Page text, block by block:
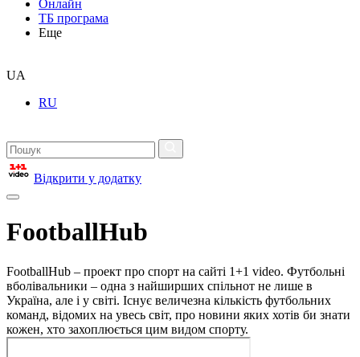
Онлайн
ТБ програма
Еще
UA
RU
Відкрити у додатку
FootballHub
FootballHub – проект про спорт на сайті 1+1 video. Футбольні
вболівальники – одна з найширших спільнот не лише в
Україна, але і у світі. Існує величезна кількість футбольних
команд, відомих на увесь світ, про новини яких хотів би знати
кожен, хто захоплюється цим видом спорту.